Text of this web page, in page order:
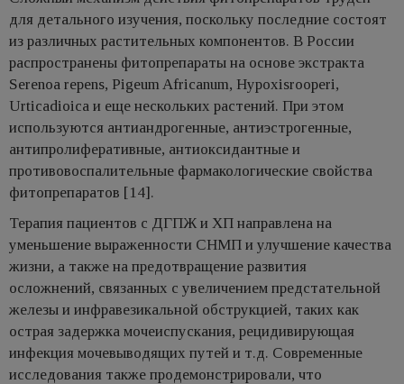
для детального изучения, поскольку последние состоят
из различных растительных компонентов. В России
распространены фитопрепараты на основе экстракта
Serenoa repens, Pigeum Africanum, Hypoxisrooperi,
Urticadioica и еще нескольких растений. При этом
используются антиандрогенные, антиэстрогенные,
антипролиферативные, антиоксидантные и
противовоспалительные фармакологические свойства
фитопрепаратов [14].
Терапия пациентов с ДГПЖ и ХП направлена на
уменьшение выраженности СНМП и улучшение качества
жизни, а также на предотвращение развития
осложнений, связанных с увеличением предстательной
железы и инфравезикальной обструкцией, таких как
острая задержка мочеиспускания, рецидивирующая
инфекция мочевыводящих путей и т.д. Современные
исследования также продемонстрировали, что